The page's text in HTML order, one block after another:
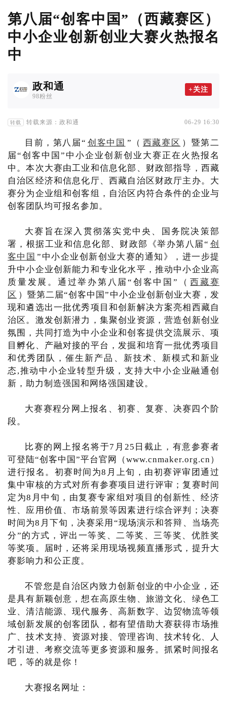
第八届“创客中国”（西藏赛区）
中小企业创新创业大赛火热报名
中
政和通
98粉丝
+关注
转载 转载来源：政和通 06-29 16:30
目前，第八届“ 创客中国 ”（ 西藏赛区 ）暨第二
届“创客中国”中小企业创新创业大赛正在火热报名
中。本次大赛由工业和信息化部、财政部指导，西藏
自治区经济和信息化厅、西藏自治区财政厅主办。大
赛分为企业组和创客组，自治区内符合条件的企业与
创客团队均可报名参加。
大赛旨在深入贯彻落实党中央、国务院决策部
署，根据工业和信息化部、财政部《举办第八届“ 创
客中国 ”中小企业创新创业大赛的通知》，进一步提
升中小企业创新能力和专业化水平，推动中小企业高
质量发展。通过举办第八届“创客中国”（ 西藏赛
区 ）暨第二届“创客中国”中小企业创新创业大赛，发
现和遴选出一批优秀项目和创新解决方案亮相西藏自
治区。激发创新潜力，集聚创业资源，营造创新创业
氛围，共同打造为中小企业和创客提供交流展示、项
目孵化、产融对接的平台，发掘和培育一批优秀项目
和优秀团队，催生新产品、新技术、新模式和新业
态,推动中小企业转型升级，支持大中小企业融通创
新，助力制造强国和网络强国建设。
大赛赛程分网上报名、初赛、复赛、决赛四个阶
段。
比赛的网上报名将于7月25日截止，有意参赛者
可登陆“创客中国”平台官网（www.cnmaker.org.cn）
进行报名。初赛时间为8月上旬，由初赛评审团通过
集中审核的方式对所有参赛项目进行评审；复赛时间
定为8月中旬，由复赛专家组对项目的创新性、经济
性、应用价值、市场前景等因素进行综合评判；决赛
时间为8月下旬，决赛采用“现场演示和答辩、当场亮
分”的方式，评出一等奖、二等奖、三等奖、优胜奖
等奖项。届时，还将采用现场视频直播形式，提升大
赛影响力和公正度。
不管您是自治区内致力创新创业的中小企业，还
是具有新颖创意，想在高原生物、旅游文化、绿色工
业、清洁能源、现代服务、高新数字、边贸物流等领
域创新发展的创客团队，都有望借助大赛获得市场推
广、技术支持、资源对接、管理咨询、技术转化、人
才引进、考察交流等更多资源和服务。抓紧时间报名
吧，等的就是你！
大赛报名网址：